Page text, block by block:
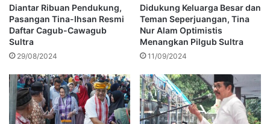
Diantar Ribuan Pendukung,
Pasangan Tina-Ihsan Resmi
Daftar Cagub-Cawagub
Sultra
29/08/2024
Didukung Keluarga Besar dan
Teman Seperjuangan, Tina
Nur Alam Optimistis
Menangkan Pilgub Sultra
11/09/2024